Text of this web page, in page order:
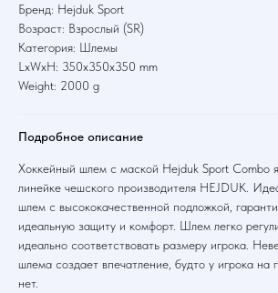
Бренд: Hejduk Sport
Возраст: Взрослый (SR)
Категория: Шлемы
LxWxH: 350x350x350 mm
Weight: 2000 g
Подробное описание
Хоккейный шлем с маской Hejduk Sport Combo
линейке чешского производителя HEJDUK.
шлем с высококачественной подложкой,
идеальную защиту и комфорт. Шлем легко
идеально соответствовать размеру игрока.
шлема создает впечатление, будто у игрока на
нет.